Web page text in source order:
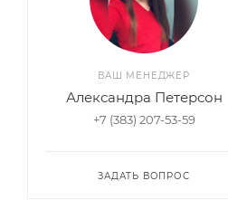
ВАШ МЕНЕДЖЕР
Александра Петерсон
+7 (383) 207-53-59
ЗАДАТЬ ВОПРОС